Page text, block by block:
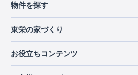
物件を探す
エリアから探す
北海道・東北
北海道
宮城県
東栄の家づくり
長期優良住宅
住宅性能評価書
お役立ちコンテンツ